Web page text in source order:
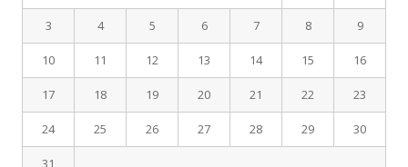
3 4 5 6 7 8 9
10 11 12 13 14 15 16
17 18 19 20 21 22 23
24 25 26 27 28 29 30
31